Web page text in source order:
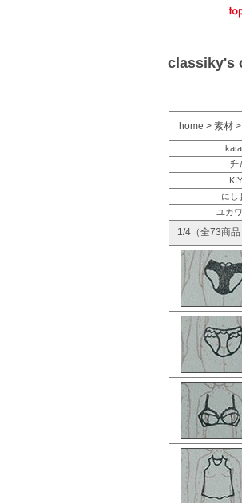
classiky's
home > 素材>
升
にし
ユカ
1/4（全73商品